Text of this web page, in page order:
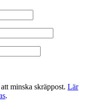
minska skräppost. Lär
.